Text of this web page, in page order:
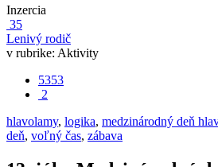
Inzercia
35
Lenivý rodič
v rubrike: Aktivity
5353
2
hlavolamy, logika, medzinárodný deň
deň, voľný čas, zábava